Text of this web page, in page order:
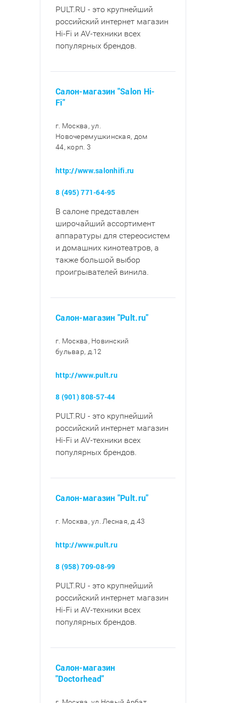
PULT.RU - это крупнейший
российский интернет магазин
Hi-Fi и AV-техники всех
популярных брендов.
Салон-магазин "Salon Hi-
Fi"
г. Москва, ул.
Новочеремушкинская, дом
44, корп. 3
http://www.salonhifi.ru
8 (495) 771-64-95
В салоне представлен
широчайший ассортимент
аппаратуры для стереосистем
и домашних кинотеатров, а
также большой выбор
проигрывателей винила.
Салон-магазин "Pult.ru"
г. Москва, Новинский
бульвар, д.12
http://www.pult.ru
8 (901) 808-57-44
PULT.RU - это крупнейший
российский интернет магазин
Hi-Fi и AV-техники всех
популярных брендов.
Салон-магазин "Pult.ru"
г. Москва, ул. Лесная, д.43
http://www.pult.ru
8 (958) 709-08-99
PULT.RU - это крупнейший
российский интернет магазин
Hi-Fi и AV-техники всех
популярных брендов.
Салон-магазин
"Doctorhead"